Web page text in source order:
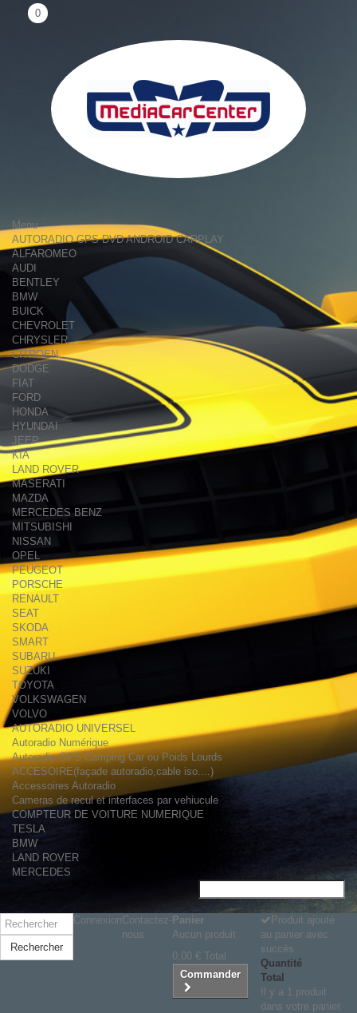
Menu
AUTORADIO GPS DVD ANDROID CARPLAY
ALFAROMEO
AUDI
BENTLEY
BMW
BUICK
CHEVROLET
CHRYSLER
CITROEN
DODGE
FIAT
FORD
HONDA
HYUNDAI
JEEP
KIA
LAND ROVER
MASERATI
MAZDA
MERCEDES BENZ
MITSUBISHI
NISSAN
OPEL
PEUGEOT
PORSCHE
RENAULT
SEAT
SKODA
SMART
SUBARU
SUZUKI
TOYOTA
VOLKSWAGEN
VOLVO
AUTORADIO UNIVERSEL
Autoradio Numérique
Autoradio GPS Camping Car ou Poids Lourds
ACCESOIRE(façade autoradio,cable iso....)
Accessoires Autoradio
Cameras de recul et interfaces par vehiucule
COMPTEUR DE VOITURE NUMERIQUE
TESLA
BMW
LAND ROVER
MERCEDES
Rechercher
ConnexionContactez-
nous
Panier
0
Aucun produit
0,00 € Total
Commander
Produit ajouté
au panier avec
succès
Quantité
Total
Il y a 1 produit
dans votre panier.